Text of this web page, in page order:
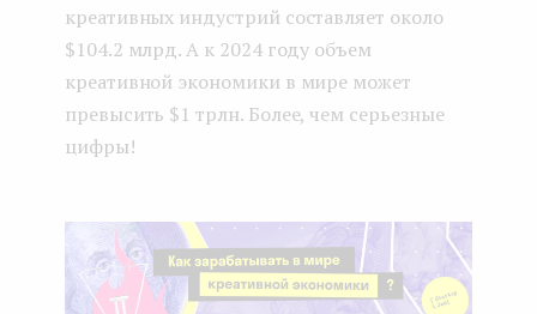
креативных индустрий составляет около
$104.2 млрд. А к 2024 году объем
креативной экономики в мире может
превысить $1 трлн. Более, чем серьезные
цифры!